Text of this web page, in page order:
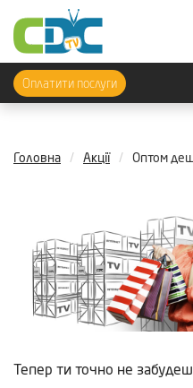
Оплатити послуги
Головна Акції Оптом
Тепер ти точно не